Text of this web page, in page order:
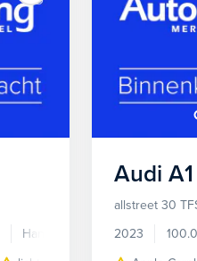
Handgeschakeld
Audi A1
allstreet 30
2023